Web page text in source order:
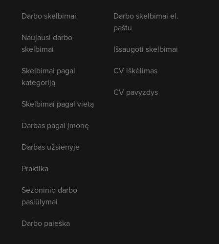
Darbo skelbimai
Naujausi darbo
skelbimai
Skelbimai pagal
kategoriją
Skelbimai pagal vietą
Darbas pagal įmonę
Darbas užsienyje
Praktika
Sezoninio darbo
pasiūlymai
Darbo paieška
Darbo skelbimai el.
paštu
Išsaugoti skelbimai
CV iškėlimas
CV pavyzdys